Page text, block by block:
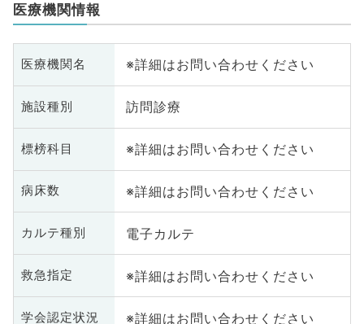
医療機関情報
医療機関名 ※詳細はお問い合わせください
施設種別 訪問診療
標榜科目 ※詳細はお問い合わせください
病床数 ※詳細はお問い合わせください
カルテ種別 電子カルテ
救急指定 ※詳細はお問い合わせください
学会認定状況 ※詳細はお問い合わせください